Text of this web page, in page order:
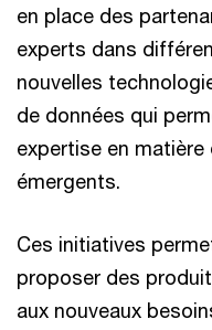
en place des
experts dans
nouvelles
de données qui
expertise en
émergents.
Ces initiatives
proposer des
aux nouveaux